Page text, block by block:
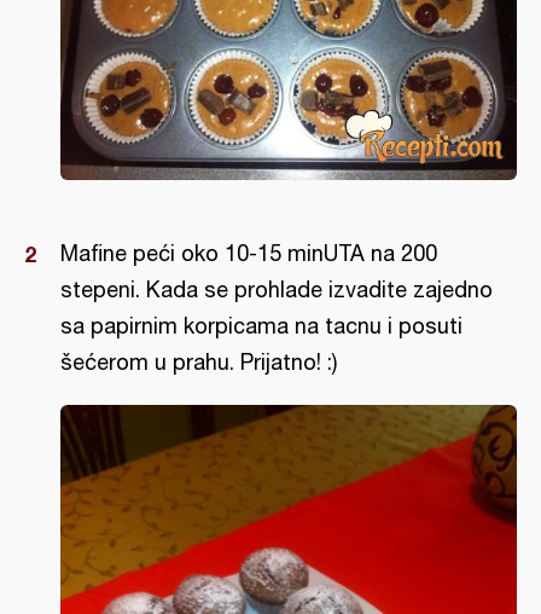
Mafine peći oko 10-15 minUTA na 200
stepeni. Kada se prohlade izvadite zajedno
sa papirnim korpicama na tacnu i posuti
šećerom u prahu. Prijatno! :)